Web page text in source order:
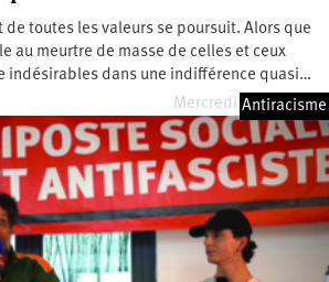
de toutes les valeurs se poursuit. Alors que
au meurtre de masse de celles et ceux
indésirables dans une indifférence quasi…
Mercredi 24 juin 2026
Antiracisme